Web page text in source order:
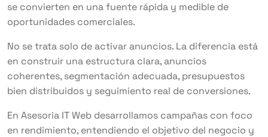
se convierten en una fuente rápida y medible de
oportunidades comerciales.
No se trata solo de activar anuncios. La diferencia está
en construir una estructura clara, anuncios
coherentes, segmentación adecuada, presupuestos
bien distribuidos y seguimiento real de conversiones.
En Asesoria IT Web desarrollamos campañas con foco
en rendimiento, entendiendo el objetivo del negocio y